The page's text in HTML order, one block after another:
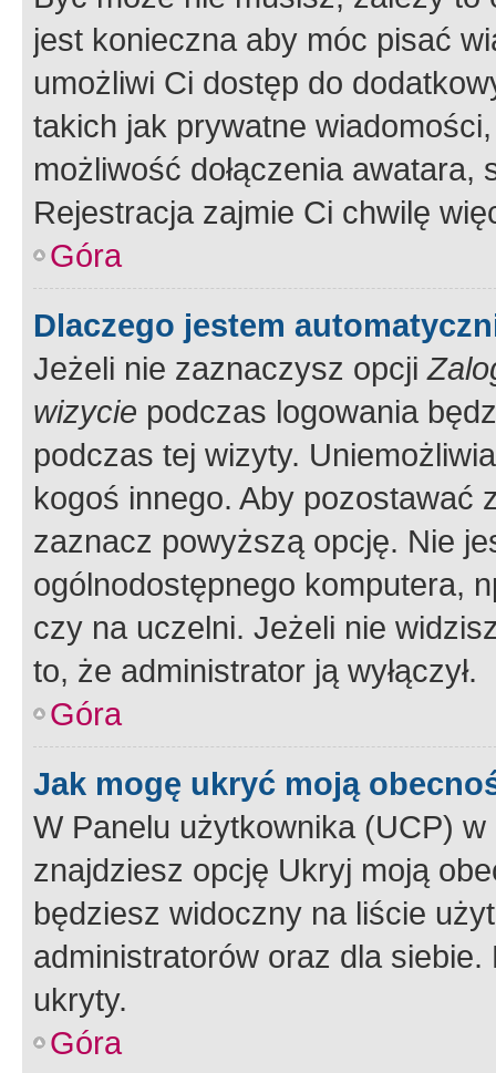
jest konieczna aby móc pisać
umożliwi Ci dostęp do
takich jak prywatne
możliwość dołączenia
Rejestracja zajmie Ci chwilę
Góra
Dlaczego jestem
Jeżeli nie zaznaczysz opcji
wizycie podczas logowania
podczas tej wizyty.
kogoś innego. Aby pozostawać
zaznacz powyższą opcję. Nie
ogólnodostępnego komputera,
czy na uczelni. Jeżeli nie
to, że administrator ją wyłączył.
Góra
Jak mogę ukryć moją
W Panelu użytkownika (UCP) w
znajdziesz opcję Ukryj moją
będziesz widoczny na liście
administratorów oraz dla
ukryty.
Góra